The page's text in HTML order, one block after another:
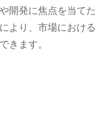
開発に焦点を当てた
より、市場における
きます。